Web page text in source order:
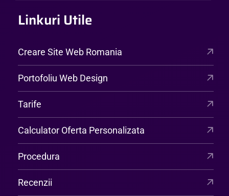
Linkuri Utile
Creare Site Web Romania
Portofoliu Web Design
Tarife
Calculator Oferta Personalizata
Procedura
Recenzii